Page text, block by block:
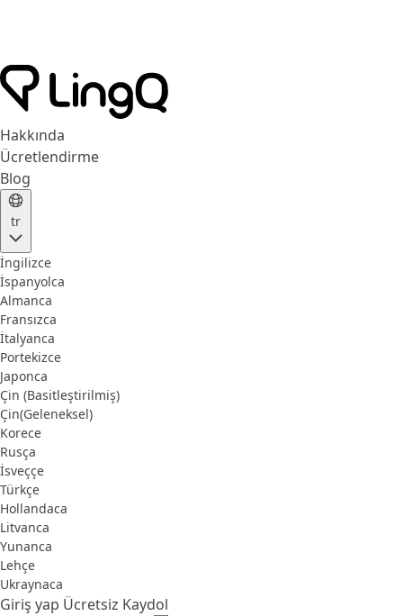
Hakkında
Ücretlendirme
Blog
tr
İngilizce
İspanyolca
Almanca
Fransızca
İtalyanca
Portekizce
Japonca
Çin (Basitleştirilmiş)
Çin(Geleneksel)
Korece
Rusça
İsveççe
Türkçe
Hollandaca
Litvanca
Yunanca
Lehçe
Ukraynaca
Giriş yap Ücretsiz Kaydol